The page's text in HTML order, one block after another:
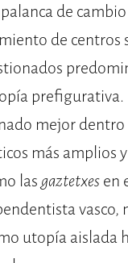
de
de centros
prefigurativa.
mejor dentro
más amplios y
lasgaztetxesen
vasco,
utopía aislada